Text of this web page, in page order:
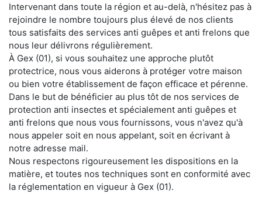
Intervenant dans toute la région et au-delà, n'hésitez pas à
rejoindre le nombre toujours plus élevé de nos clients
tous satisfaits des services anti guêpes et anti frelons que
nous leur délivrons régulièrement.
À Gex (01), si vous souhaitez une approche plutôt
protectrice, nous vous aiderons à protéger votre maison
ou bien votre établissement de façon efficace et pérenne.
Dans le but de bénéficier au plus tôt de nos services de
protection anti insectes et spécialement anti guêpes et
anti frelons que nous vous fournissons, vous n'avez qu'à
nous appeler soit en nous appelant, soit en écrivant à
notre adresse mail.
Nous respectons rigoureusement les dispositions en la
matière, et toutes nos techniques sont en conformité avec
la réglementation en vigueur à Gex (01).